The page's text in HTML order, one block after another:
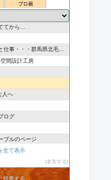
ブロ画
かりですが、なにか？in東京
ド）で家を建てる
てから…
・群馬県北毛みなかみエリア
間設計工房
人へ
ログ
ルのページ
金額を公開していきます
ホワイトな家とインテリア
全て表示
参加する
投票する